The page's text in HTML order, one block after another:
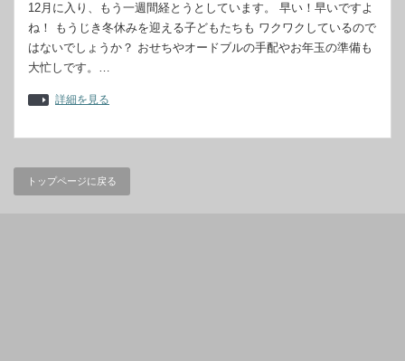
12月に入り、もう一週間経とうとしています。 早い！早いですよ
ね！ もうじき冬休みを迎える子どもたちも ワクワクしているので
はないでしょうか？ おせちやオードブルの手配やお年玉の準備も
大忙しです。…
詳細を見る
トップページに戻る